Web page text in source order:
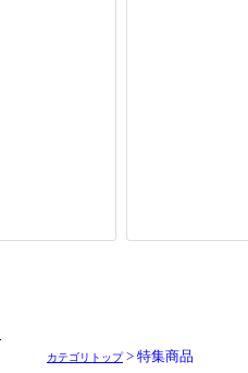
カテゴリトップ> 特集商品